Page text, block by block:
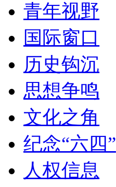
青年视野
国际窗口
历史钩沉
思想争鸣
文化之角
纪念“六四”
人权信息